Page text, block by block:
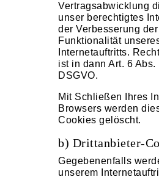
Vertragsabwicklung
unser berechtigtes
der Verbesserung der
Funktionalität
Internetauftritts.
ist in dann Art. 6 Abs.
DSGVO.
Mit Schließen Ihres
Browsers werden
Cookies gelöscht.
b) Drittanbieter-
Gegebenenfalls
unserem